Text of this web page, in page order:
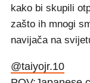
kako bi skupili
zašto ih mnogi
navijača na
@taiyojr.10